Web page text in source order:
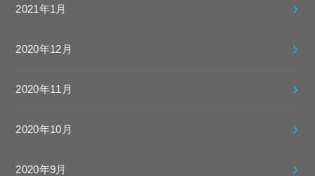
2021年1月
2020年12月
2020年11月
2020年10月
2020年9月